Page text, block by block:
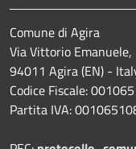
Comune di Agira
Via Vittorio Emanuele,
94011 Agira (EN) -
Codice Fiscale:
Partita IVA: